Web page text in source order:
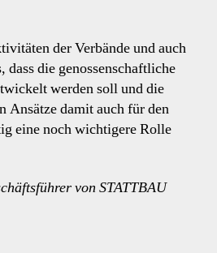
der Verbände und auch
dass die genossenschaftliche
werden soll und die
Ansätze damit auch für den
eine noch wichtigere Rolle
von STATTBAU